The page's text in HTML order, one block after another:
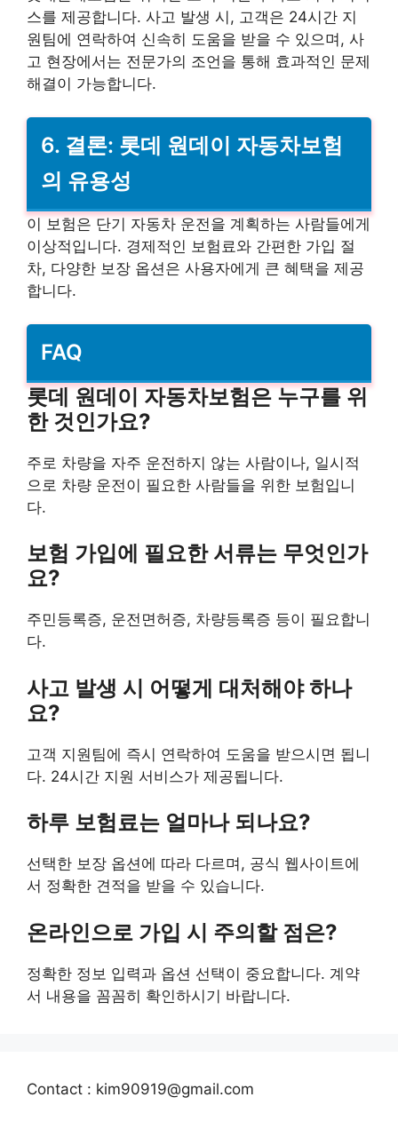
스를 제공합니다. 사고 발생 시, 고객은 24시간 지
원팀에 연락하여 신속히 도움을 받을 수 있으며, 사
고 현장에서는 전문가의 조언을 통해 효과적인 문제
해결이 가능합니다.
6. 결론: 롯데 원데이 자동차보험
의 유용성
이 보험은 단기 자동차 운전을 계획하는 사람들에게
이상적입니다. 경제적인 보험료와 간편한 가입 절
차, 다양한 보장 옵션은 사용자에게 큰 혜택을 제공
합니다.
FAQ
롯데 원데이 자동차보험은 누구를 위
한 것인가요?
주로 차량을 자주 운전하지 않는 사람이나, 일시적
으로 차량 운전이 필요한 사람들을 위한 보험입니
다.
보험 가입에 필요한 서류는 무엇인가
요?
주민등록증, 운전면허증, 차량등록증 등이 필요합니
다.
사고 발생 시 어떻게 대처해야 하나
요?
고객 지원팀에 즉시 연락하여 도움을 받으시면 됩니
다. 24시간 지원 서비스가 제공됩니다.
하루 보험료는 얼마나 되나요?
선택한 보장 옵션에 따라 다르며, 공식 웹사이트에
서 정확한 견적을 받을 수 있습니다.
온라인으로 가입 시 주의할 점은?
정확한 정보 입력과 옵션 선택이 중요합니다. 계약
서 내용을 꼼꼼히 확인하시기 바랍니다.
Contact : kim90919@gmail.com